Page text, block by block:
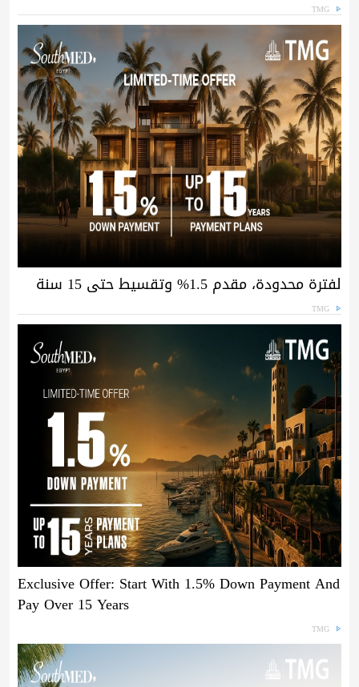
TMG
لفترة محدودة، مقدم 1.5% وتقسيط حتى 15 سنة
TMG
Exclusive Offer: Start With 1.5% Down Payment And
Pay Over 15 Years
TMG